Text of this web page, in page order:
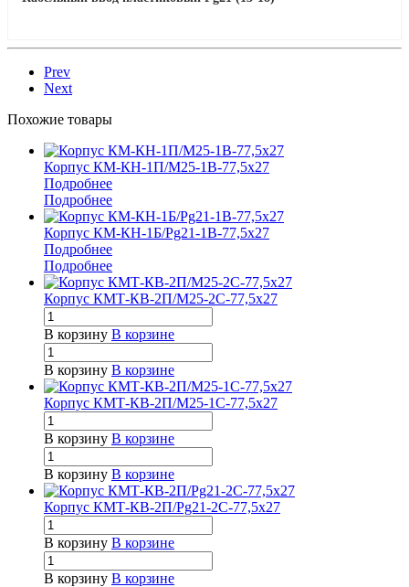
Prev
Next
Похожие товары
Корпус КМ-КН-1П/М25-1В-77,5х27
Подробнее
Подробнее
Корпус КМ-КН-1Б/Pg21-1В-77,5х27
Подробнее
Подробнее
Корпус КМТ-КВ-2П/М25-2С-77,5х27
В корзину В корзине
В корзину В корзине
Корпус КМТ-КВ-2П/М25-1С-77,5х27
В корзину В корзине
В корзину В корзине
Корпус КМТ-КВ-2П/Pg21-2С-77,5х27
В корзину В корзине
В корзину В корзине